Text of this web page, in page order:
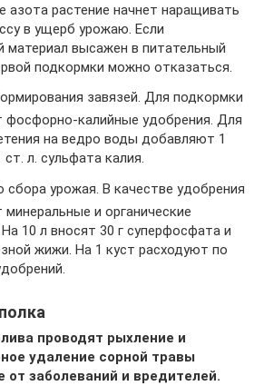
азота растение начнет наращивать
в ущерб урожаю. Если
материал высажен в питательный
подкормки можно отказаться.
завязей. Для подкормки
фосфорно-калийные удобрения. Для
на ведро воды добавляют 1
л. сульфата калия.
сбора урожая. В качестве удобрения
и органические
10 л вносят 30 г суперфосфата и
жижи. На 1 куст расходуют по
проводят рыхление и
удаление сорной травы
от заболеваний и вредителей.